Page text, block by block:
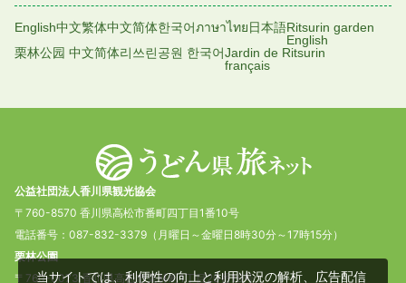
English中文繁体中文简体한국어ภาษาไทย日本語Ritsurin garden
English
栗林公园 中文简体리쓰린공원 한국어Jardin de Ritsurin
français
公益社団法人香川県観光協会
〒760-8570 香川県高松市番町四丁目1番10号
電話番号：087-832-3379（月曜日～金曜日8時30分～17時15分）
栗林公園
〒760-0073 香川県高松市栗林町1丁目20番16号
当サイトでは、利便性の向上と利用状況の解析、広告配信